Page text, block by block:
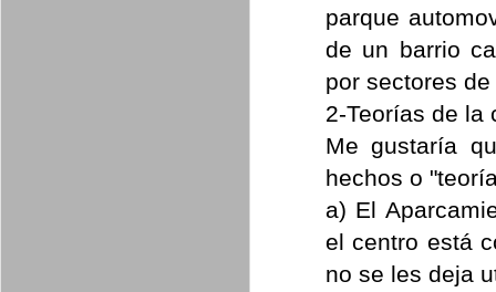
parque
de un barrio
por sectores
2-Teorías de la
Me gustaría
hechos o
a) El
el centro está
no se les deja